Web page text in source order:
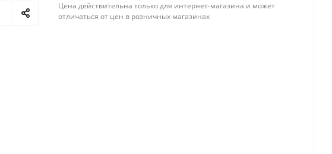
Цена действительна только для интернет-магазина и может
отличаться от цен в розничных магазинах